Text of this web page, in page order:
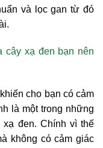
và lọc gan từ đó
cây xạ đen bạn nên
cho bạn có cảm
là một trong những
đen. Chính vì thế
không có cảm giác